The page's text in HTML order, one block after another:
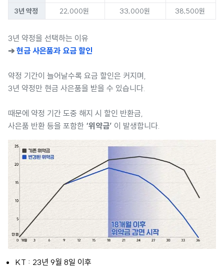
3년 약정
22,000원 33,000원 38,500원
3년 약정을 선택하는 이유
➔현금 사은품과 요금 할인
약정 기간이 늘어날수록 요금 할인은 커지며,
3년 약정만 현금 사은품을 받을 수 있습니다.
때문에 약정 기간 도중 해지 시 할인 반환금,
사은품 반환 등을 포함한 ‘위약금’ 이 발생합니다.
KT : 23년 9월 8일 이후